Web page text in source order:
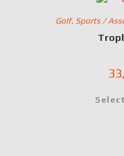
Golf, Sports /